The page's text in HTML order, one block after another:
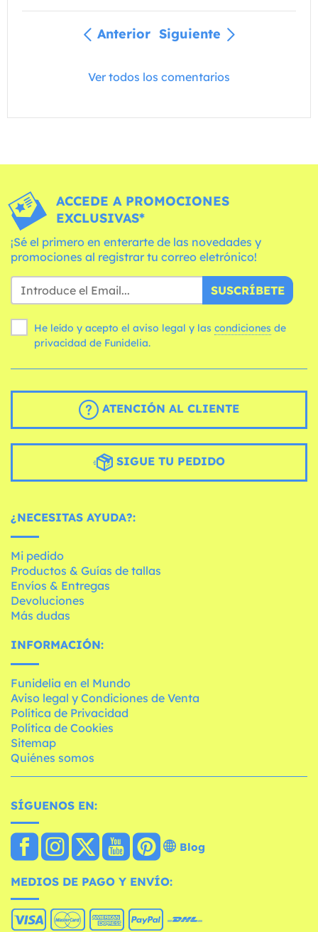
Anterior Siguiente
Ver todos los comentarios
ACCEDE A PROMOCIONES
EXCLUSIVAS*
¡Sé el primero en enterarte de las novedades y
promociones al registrar tu correo eletrónico!
SUSCRÍBETE
He leído y acepto el aviso legal y las condiciones
privacidad de Funidelia.
ATENCIÓN AL CLIENTE
SIGUE TU PEDIDO
¿NECESITAS AYUDA?:
Mi pedido
Productos & Guías de tallas
Envíos & Entregas
Devoluciones
Más dudas
INFORMACIÓN:
Funidelia en el Mundo
Aviso legal y Condiciones de Venta
Política de Privacidad
Política de Cookies
Sitemap
Quiénes somos
SÍGUENOS EN:
Blog
MEDIOS DE PAGO Y ENVÍO: